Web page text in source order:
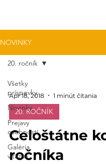
NOVINKY
Všetky
príspevky
Novinky
Prejavy
osobností
Galéria
víťazov
20. ročník
Apr 18, 2018 1 minút čítania
20. ROČNÍK
Celoštátne
ročníka